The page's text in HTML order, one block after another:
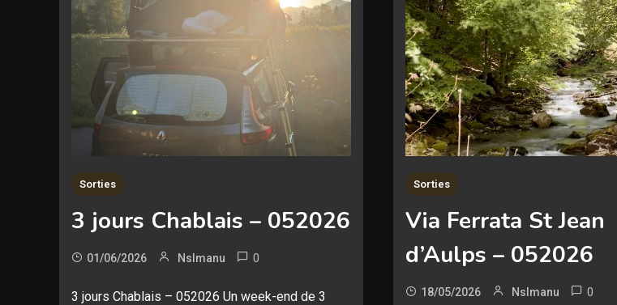
Sorties
3 jours Chablais – 052026
01/06/2026 Nslmanu 0
3 jours Chablais – 052026 Un week-end de 3
Sorties
Via Ferrata St Jean
d’Aulps – 052026
18/05/2026 Nslmanu 0